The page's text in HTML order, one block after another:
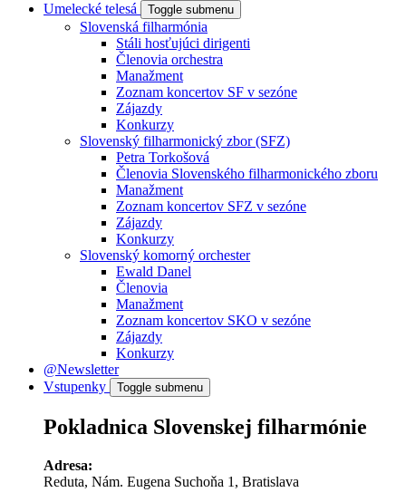
Umelecké telesá
Toggle submenu
Slovenská filharmónia
Stáli hosťujúci dirigenti
Členovia orchestra
Manažment
Zoznam koncertov SF v sezóne
Zájazdy
Konkurzy
Slovenský filharmonický zbor (SFZ)
Petra Torkošová
Členovia Slovenského filharmonického zboru
Manažment
Zoznam koncertov SFZ v sezóne
Zájazdy
Konkurzy
Slovenský komorný orchester
Ewald Danel
Členovia
Manažment
Zoznam koncertov SKO v sezóne
Zájazdy
Konkurzy
@Newsletter
Vstupenky
Toggle submenu
Pokladnica Slovenskej filharmónie
Adresa:
Reduta, Nám. Eugena Suchoňa 1, Bratislava